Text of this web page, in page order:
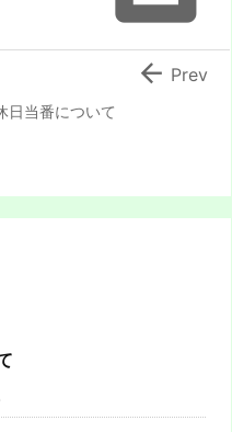
当番について
 Prev